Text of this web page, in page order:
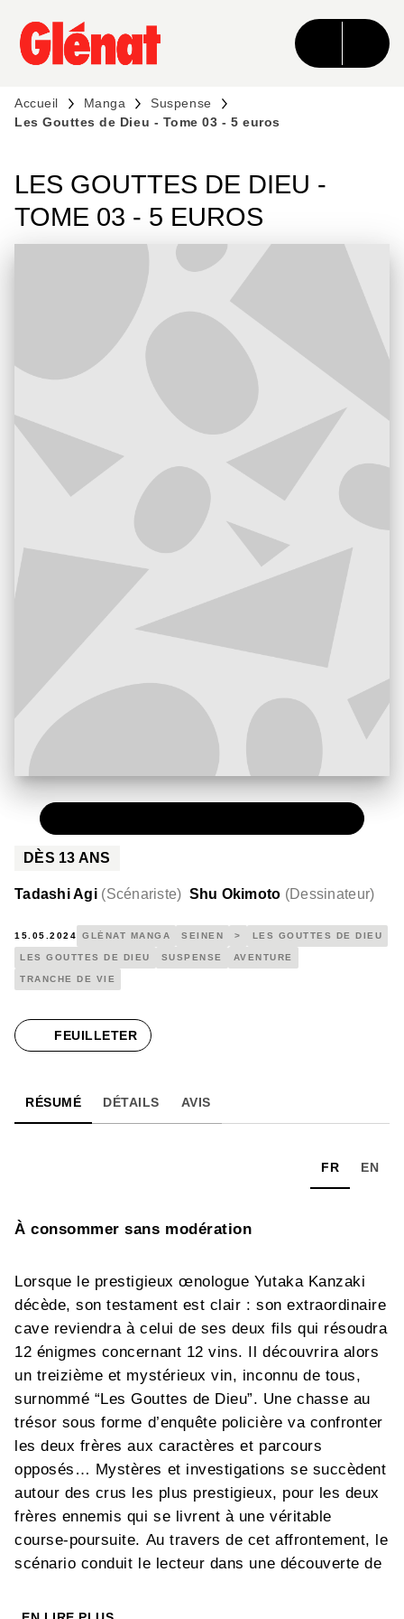
MENU RECHERCHE CONTENU
PIED DE PAGE
Accueil Manga
Suspense
Les Gouttes de Dieu - Tome 03 - 5 euros
LES GOUTTES DE DIEU -
TOME 03 - 5 EUROS
DÈS 13 ANS
Tadashi Agi (Scénariste) Shu Okimoto (Dessinateur)
15.05.2024 GLÉNAT MANGA SEINEN > LES GOUTTES DE DIEU
LES GOUTTES DE DIEU SUSPENSE AVENTURE
TRANCHE DE VIE
FEUILLETER
RÉSUMÉ DÉTAILS AVIS
FR EN
À consommer sans modération
Lorsque le prestigieux œnologue Yutaka Kanzaki
décède, son testament est clair : son extraordinaire
cave reviendra à celui de ses deux fils qui résoudra
12 énigmes concernant 12 vins. Il découvrira alors
un treizième et mystérieux vin, inconnu de tous,
surnommé “Les Gouttes de Dieu”. Une chasse au
trésor sous forme d’enquête policière va confronter
les deux frères aux caractères et parcours
opposés… Mystères et investigations se succèdent
autour des crus les plus prestigieux, pour les deux
frères ennemis qui se livrent à une véritable
course-poursuite. Au travers de cet affrontement, le
scénario conduit le lecteur dans une découverte de
ses traditions.